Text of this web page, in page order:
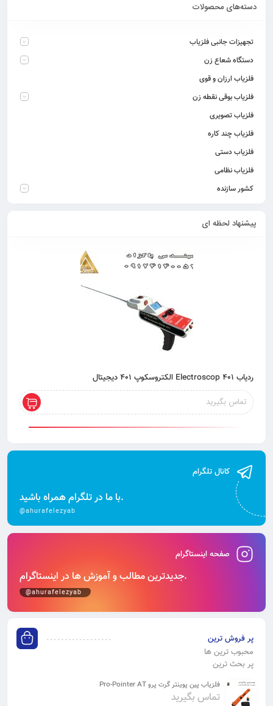
دسته‌های محصولات
تجهیزات جانبی فلزیاب
دستگاه شعاع زن
فلزیاب ارزان و قوی
فلزیاب بوقی نقطه زن
فلزیاب تصویری
فلزیاب چند کاره
فلزیاب دستی
فلزیاب نظامی
کشور سازنده
پیشنهاد لحظه ای
ردیاب 401 Electroscop الکتروسکوپ 401 دیجیتال
تماس بگیرید
کانال تلگرام
با ما در تلگرام همراه باشید.
@ahurafelezyab
صفحه اینستاگرام
جدیدترین مطالب و آموزش‌ ها در اینستاگرام.
@ahurafelezyab
پر فروش ترین
محبوب ترین ها
پر بحث ترین
فلزیاب پین پوینتر گرت پرو Pro-Pointer AT
تماس بگیرید